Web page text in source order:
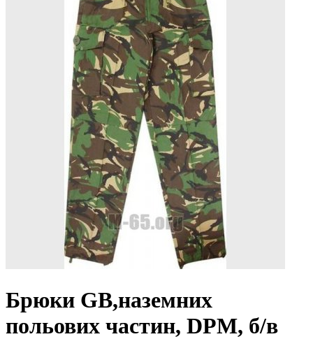
Брюки GB,наземних
польових частин, DPM, б/в